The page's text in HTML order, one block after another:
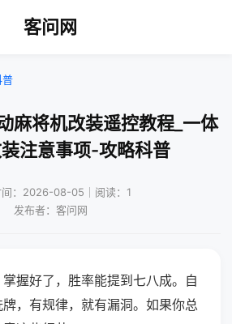
客问网
普
麻将机改装遥控教程_一体
注意事项-攻略科普
间：2026-08-05｜阅读：1
发布者：客问网
握好了，胜率能提到七八成。自
，有规律，就有漏洞。如果你总